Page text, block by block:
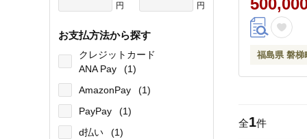
円 円
お支払方法から探す
クレジットカード
ANA Pay
(1)
AmazonPay
(1)
PayPay
(1)
d払い
(1)
福島県 磐梯
全1件